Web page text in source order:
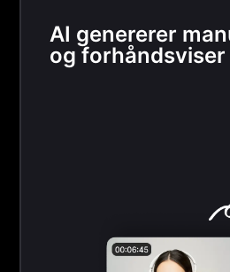
AI genererer
og forhåndsviser